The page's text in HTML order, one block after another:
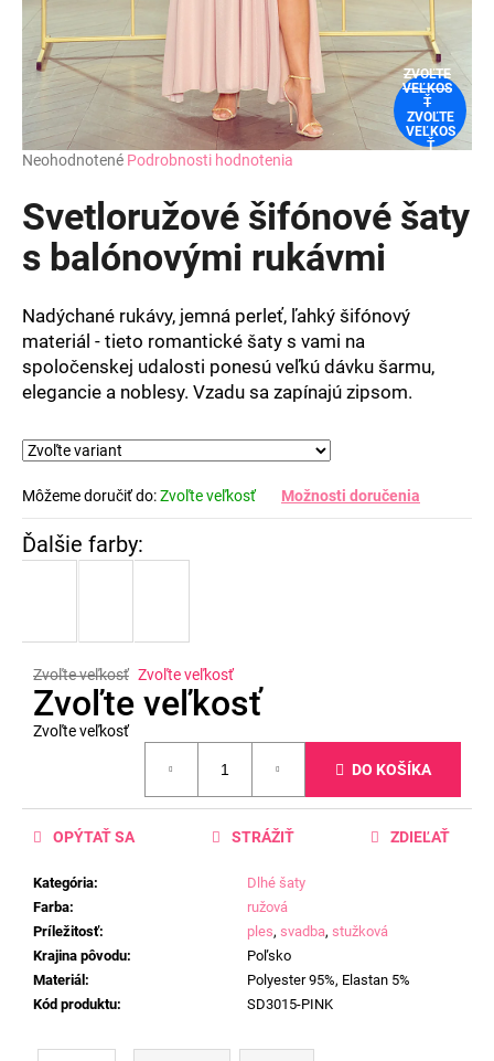
Priemerné
produktu
je
z
hviezdičiek.
Neohodnotené Podrobnosti hodnotenia
Svetloružové šifónové šaty
s balónovými rukávmi
Nadýchané rukávy, jemná perleť, ľahký šifónový
materiál - tieto romantické šaty s vami na
spoločenskej udalosti ponesú veľkú dávku šarmu,
elegancie a noblesy. Vzadu sa zapínajú zipsom.
Môžeme doručiť do:Zvoľte veľkosť Možnosti doručenia
Zvoľte veľkosť Zvoľte veľkosť
Zvoľte veľkosť
Zvoľte veľkosť
DO KOŠÍKA
Kategória:
Dlhé šaty
Farba:
ružová
Príležitosť: ples, svadba, stužková
Krajina pôvodu:
Poľsko
Materiál :
Polyester 95%, Elastan 5%
Kód produktu: SD3015-PINK
OPÝTAŤ SA STRÁŽIŤ ZDIEĽAŤ
ZVOĽTE
VEĽKOS
Ť
ZVOĽTE
VEĽKOS
Ť